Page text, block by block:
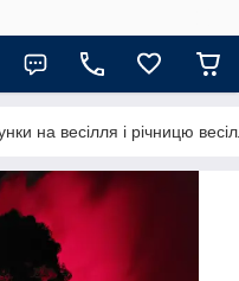
на весілля і річницю